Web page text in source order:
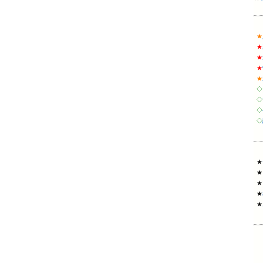
★
★
★
★
★
◇
◇
◇
◇
★
★
★
★
★